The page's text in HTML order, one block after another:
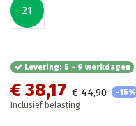
21
Levering: 5 - 9 werkdagen
€ 38,17 € 44,90
-15%
Inclusief belasting